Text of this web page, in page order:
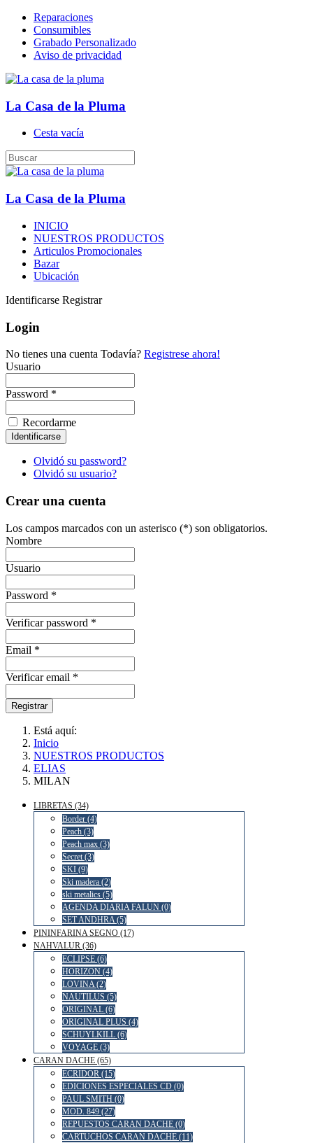
Reparaciones
Consumibles
Grabado Personalizado
Aviso de privacidad
La Casa de la Pluma
Cesta vacía
La Casa de la Pluma
INICIO
NUESTROS PRODUCTOS
Articulos Promocionales
Bazar
Ubicación
Identificarse Registrar
Login
No tienes una cuenta Todavía? Registrese ahora!
Usuario
Password *
Recordarme
Olvidó su password?
Olvidó su usuario?
Crear una cuenta
Los campos marcados con un asterisco (*) son obligatorios.
Nombre
Usuario
Password *
Verificar password *
Email *
Verificar email *
Registrar
Está aquí:
Inicio
NUESTROS PRODUCTOS
ELIAS
MILAN
LIBRETAS (34)
Border (4)
Peach (3)
Peach max (3)
Secret (3)
SKI (9)
Ski madera (2)
ski metalics (5)
AGENDA DIARIA FALUN (0)
SET ANDHRA (5)
PININFARINA SEGNO (17)
NAHVALUR (36)
ECLIPSE (6)
HORIZON (4)
LOVINA (2)
NAUTILUS (5)
ORIGINAL (6)
ORIGINAL PLUS (4)
SCHUYLKILL (6)
VOYAGE (3)
CARAN DACHE (65)
ECRIDOR (15)
EDICIONES ESPECIALES CD (0)
PAUL SMITH (0)
MOD. 849 (27)
REPUESTOS CARAN DACHE (0)
CARTUCHOS CARAN DACHE (11)